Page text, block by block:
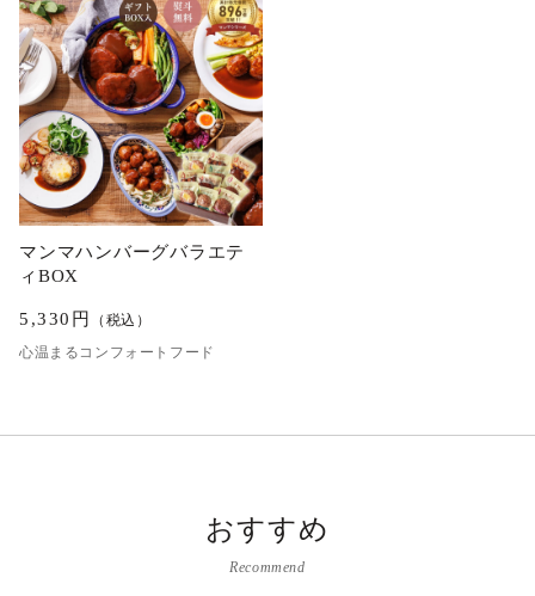
マンマハンバーグバラエテ
ィBOX
5,330 円
（税込）
心温まるコンフォートフード
おすすめ
Recommend